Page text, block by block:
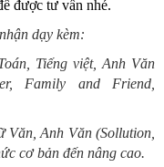
được tư vấn nhé.
dạy kèm:
Tiếng việt, Anh Văn
Family and Friend,
Anh Văn (Sollution,
cơ bản đến nâng cao.